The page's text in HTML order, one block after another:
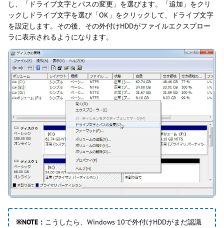
し、「ドライブ文字とパスの変更」を選びます。「追加」をクリ
ックしドライブ文字を選び「OK」をクリックして、ドライブ文字
を設定します。その後、その外付けHDDがファイルエクスプロー
ラに表示されるようになります。
※NOTE： こうしたら、Windows 10で外付けHDDがまだ認識